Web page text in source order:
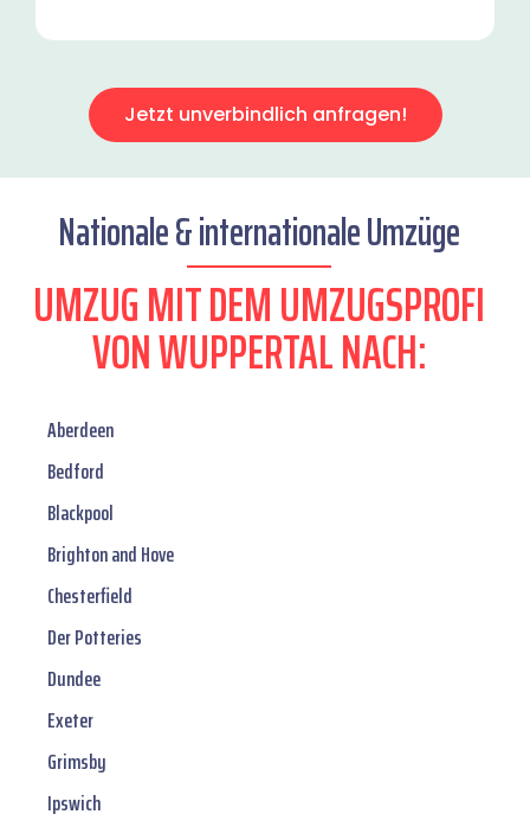
Jetzt unverbindlich anfragen!
Nationale & internationale Umzüge
UMZUG MIT DEM UMZUGSPROFI
VON WUPPERTAL NACH:
Aberdeen
Bedford
Blackpool
Brighton and Hove
Chesterfield
Der Potteries
Dundee
Exeter
Grimsby
Ipswich